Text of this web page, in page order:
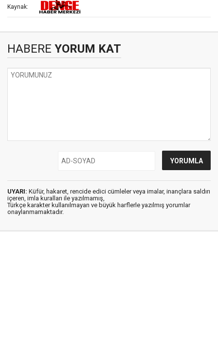
Kaynak:
HABERE YORUM KAT
UYARI: Küfür, hakaret, rencide edici cümleler veya imalar, inançlara saldırı
içeren, imla kuralları ile yazılmamış,
Türkçe karakter kullanılmayan ve büyük harflerle yazılmış yorumlar
onaylanmamaktadır.